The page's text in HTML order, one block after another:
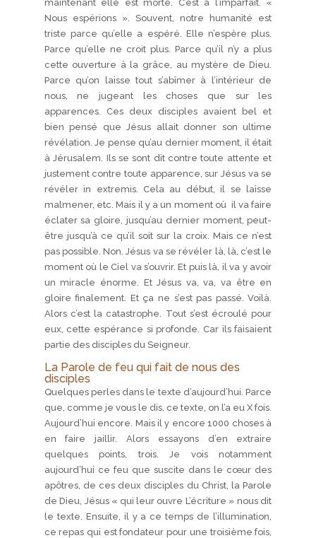
maintenant elle est morte. C’est à l’imparfait. «
Nous espérions ». Souvent, notre humanité est
triste parce qu’elle a espéré. Elle n’espère plus.
Parce qu’elle ne croit plus. Parce qu’il n’y a plus
cette ouverture à la grâce, au mystère de Dieu.
Parce qu’on laisse tout s’abîmer à l’intérieur de
nous, ne jugeant les choses que sur les
apparences. Ces deux disciples avaient bel et
bien pensé que Jésus allait donner son ultime
révélation. Je pense qu’au dernier moment, il était
à Jérusalem. Ils se sont dit contre toute attente et
justement contre toute apparence, sur Jésus va se
révéler in extremis. Cela au début, il se laisse
malmener, etc. Mais il y a un moment où il va faire
éclater sa gloire, jusqu’au dernier moment, peut-
être jusqu’à ce qu’il soit sur la croix. Mais ce n’est
pas possible. Non. Jésus va se révéler là, là, c’est le
moment où le Ciel va s’ouvrir. Et puis là, il va y avoir
un miracle énorme. Et Jésus va, va, va être en
gloire finalement. Et ça ne s’est pas passé. Voilà.
Alors c’est la catastrophe. Tout s’est écroulé pour
eux, cette espérance si profonde. Car ils faisaient
partie des disciples du Seigneur.
La Parole de feu qui fait de nous des
disciples
Quelques perles dans le texte d’aujourd’hui. Parce
que, comme je vous le dis, ce texte, on l’a eu X fois.
Aujourd’hui encore. Mais il y encore 1000 choses à
en faire jaillir. Alors essayons d’en extraire
quelques points, trois. Je vois notamment
aujourd’hui ce feu que suscite dans le cœur des
apôtres, de ces deux disciples du Christ, la Parole
de Dieu, Jésus « qui leur ouvre L’écriture » nous dit
le texte. Ensuite, il y a ce temps de l’illumination,
ce repas qui est fondateur pour une troisième fois,